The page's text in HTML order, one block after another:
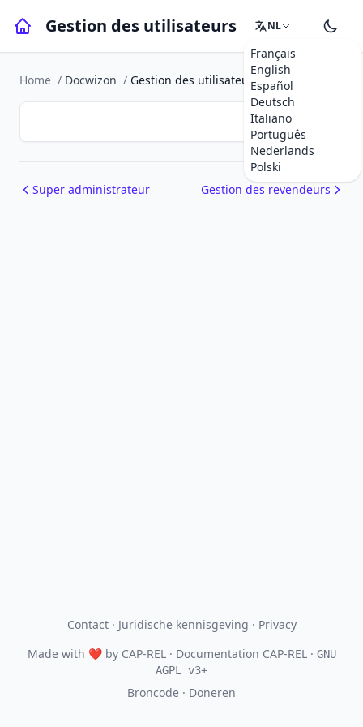
Gestion des utilisateurs NL
Français
English
Español
Deutsch
Italiano
Português
Nederlands
Polski
Home / Docwizon / Gestion des utilisateurs
Super administrateur Gestion des revendeurs
Contact· Juridische kennisgeving · Privacy
Made with ❤by CAP-REL· Documentation CAP-REL · GNU
AGPL v3+
Broncode · Doneren